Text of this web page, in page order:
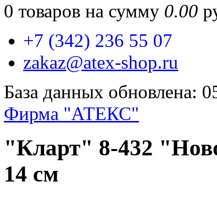
0 товаров на сумму 0.00
+7 (342) 236 55 07
zakaz@atex-shop.ru
База данных обновлена:
Фирма "АТЕКС"
"Кларт" 8-432
14 см